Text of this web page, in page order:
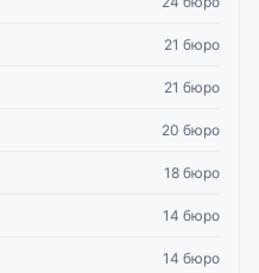
21 бюро
21 бюро
20 бюро
18 бюро
14 бюро
14 бюро